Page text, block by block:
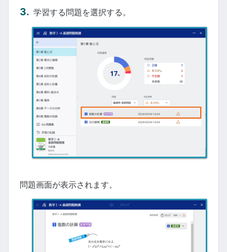
学習する問題を選択する。
問題画面が表示されます。